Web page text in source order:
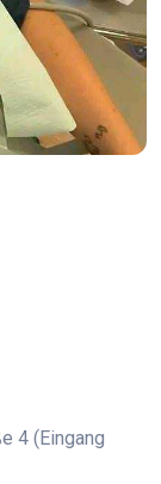
4 (Eingang